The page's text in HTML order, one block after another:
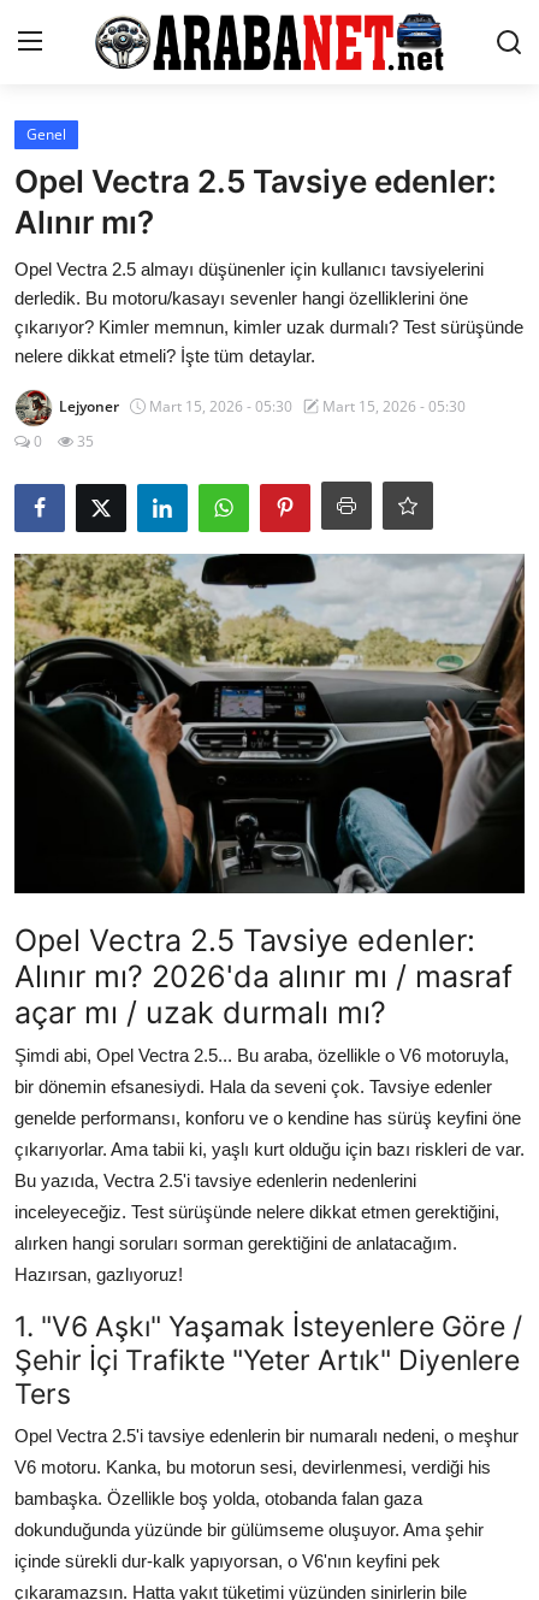
Giriş yapmak
Anasayfa
Araba Markaları
Paketler
Karşılaştırmalar
Bakım & Arıza Çözümleri
İkinci El & Ekspertiz
Muayene & Emisyon
Trafik Cezaları & Mevzuat
Ehliyet & Ruhsat İşlemleri
Sigorta & Kasko
Yakıt, LPG & Elektrikli
Genel
Opel Vectra 2.5 Tavsiye edenler:
Alınır mı?
Opel Vectra 2.5 almayı düşünenler için kullanıcı tavsiyelerini
derledik. Bu motoru/kasayı sevenler hangi özelliklerini öne
çıkarıyor? Kimler memnun, kimler uzak durmalı? Test sürüşünde
nelere dikkat etmeli? İşte tüm detaylar.
Lejyoner Mart 15, 2026 - 05:30
Mart 15, 2026 - 05:30
0
35
Opel Vectra 2.5 Tavsiye edenler:
Alınır mı? 2026'da alınır mı / masraf
açar mı / uzak durmalı mı?
Şimdi abi, Opel Vectra 2.5... Bu araba, özellikle o V6 motoruyla,
bir dönemin efsanesiydi. Hala da seveni çok. Tavsiye edenler
genelde performansı, konforu ve o kendine has sürüş keyfini öne
çıkarıyorlar. Ama tabii ki, yaşlı kurt olduğu için bazı riskleri de var.
Bu yazıda, Vectra 2.5'i tavsiye edenlerin nedenlerini
inceleyeceğiz. Test sürüşünde nelere dikkat etmen gerektiğini,
alırken hangi soruları sorman gerektiğini de anlatacağım.
Hazırsan, gazlıyoruz!
1. "V6 Aşkı" Yaşamak İsteyenlere Göre /
Şehir İçi Trafikte "Yeter Artık" Diyenlere
Ters
Opel Vectra 2.5'i tavsiye edenlerin bir numaralı nedeni, o meşhur
V6 motoru. Kanka, bu motorun sesi, devirlenmesi, verdiği his
bambaşka. Özellikle boş yolda, otobanda falan gaza
dokunduğunda yüzünde bir gülümseme oluşuyor. Ama şehir
içinde sürekli dur-kalk yapıyorsan, o V6'nın keyfini pek
çıkaramazsın. Hatta yakıt tüketimi yüzünden sinirlerin bile